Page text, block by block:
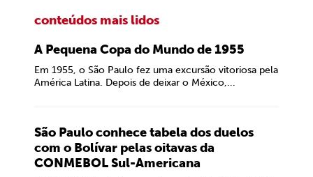
conteúdos mais lidos
A Pequena Copa do Mundo de 1955
Em 1955, o São Paulo fez uma excursão vitoriosa pela
América Latina. Depois de deixar o México,...
São Paulo conhece tabela dos duelos
com o Bolívar pelas oitavas da
CONMEBOL Sul-Americana